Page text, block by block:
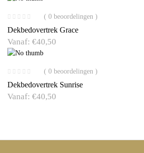
( 0 beoordelingen )
Dekbedovertrek Grace
Vanaf: €40,50
( 0 beoordelingen )
Dekbedovertrek Sunrise
Vanaf: €40,50